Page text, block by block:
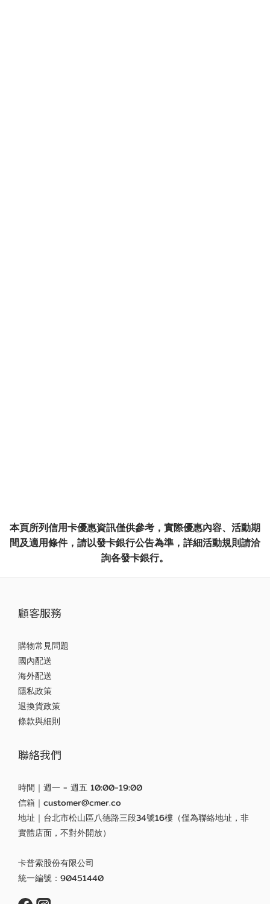
本頁所列信用卡優惠資訊僅供參考，實際優惠內容、活動期
間及適用條件，請以發卡銀行公告為準，詳細活動規則請洽
詢各發卡銀行。
顧客服務
購物常見問題
國內配送
海外配送
隱私政策
退換貨政策
條款與細則
聯絡我們
時間｜週一 - 週五 10:00-19:00
信箱｜customer@cmer.co
地址｜台北市松山區八德路三段34號16樓（僅為聯絡地址，非
實體店面，不對外開放）
卡普索股份有限公司
統一編號：90451440